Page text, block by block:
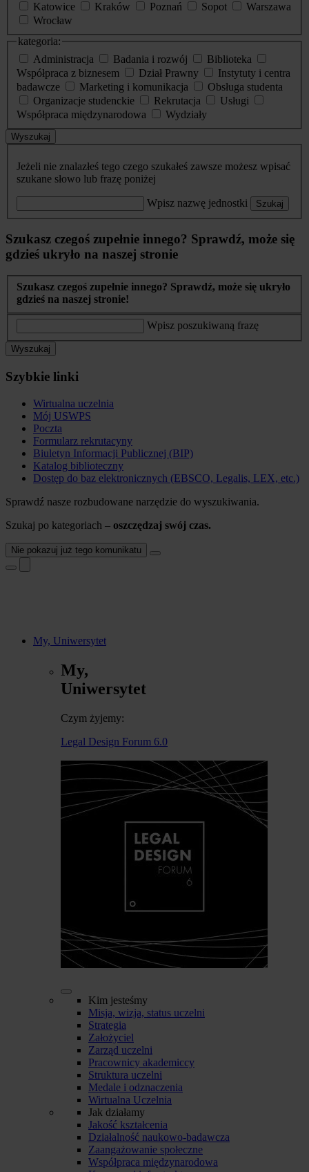
Katowice
Kraków Poznań Sopot
Warszawa
Wrocław
kategoria:
Administracja
Badania i rozwój
Biblioteka
Współpraca z biznesem
Dział Prawny
Instytuty i centra
badawcze
Marketing i komunikacja
Obsługa studenta
Organizacje studenckie
Rekrutacja
Usługi
Współpraca międzynarodowa
Wydziały
Wyszukaj
Jeżeli nie znalazłeś tego czego szukałeś zawsze możesz wpisać
szukane słowo lub frazę poniżej
Wpisz nazwę jednostki Szukaj
Szukasz czegoś zupełnie innego? Sprawdź, może się
gdzieś ukryło na naszej stronie
Szukasz czegoś zupełnie innego? Sprawdź, może się ukryło
gdzieś na naszej stronie!
Wpisz poszukiwaną frazę
Wyszukaj
Szybkie linki
Wirtualna uczelnia
Mój USWPS
Poczta
Formularz rekrutacyny
Biuletyn Informacji Publicznej (BIP)
Katalog biblioteczny
Dostęp do baz elektronicznych (EBSCO, Legalis, LEX, etc.)
Sprawdź nasze rozbudowane narzędzie do wyszukiwania.
Szukaj po kategoriach – oszczędzaj swój czas.
Nie pokazuj już tego komunikatu
My, Uniwersytet
My,
Uniwersytet
Czym żyjemy:
Legal Design Forum 6.0
Kim jesteśmy
Misja, wizja, status uczelni
Strategia
Założyciel
Zarząd uczelni
Pracownicy akademiccy
Struktura uczelni
Medale i odznaczenia
Wirtualna Uczelnia
Jak działamy
Jakość kształcenia
Działalność naukowo-badawcza
Zaangażowanie społeczne
Współpraca międzynarodowa